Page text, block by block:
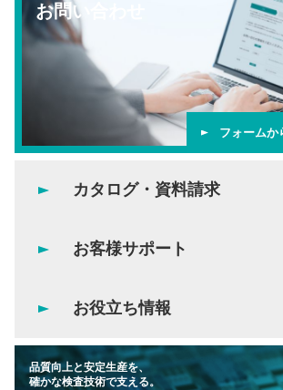
お問い合わせ
フォームか
カタログ・資料請求
お客様サポート
お役立ち情報
品質向上と安定生産を、
確かな検査技術で支える。